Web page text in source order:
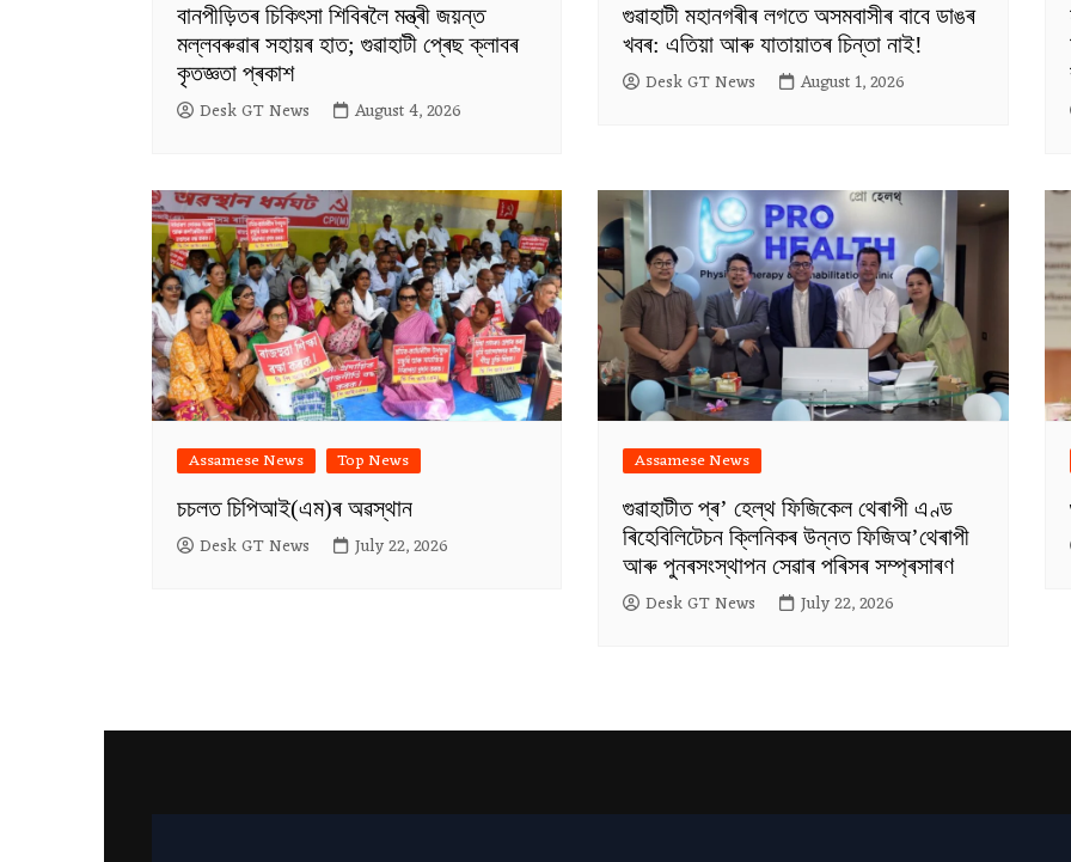
বানপীড়িতৰ চিকিৎসা শিবিৰলৈ মন্ত্ৰী জয়ন্ত
মল্লবৰুৱাৰ সহায়ৰ হাত; গুৱাহাটী প্ৰেছ ক্লাবৰ
কৃতজ্ঞতা প্ৰকাশ
Desk GT News August 4, 2026
গুৱাহাটী মহানগৰীৰ লগতে অসমবাসীৰ বাবে ডাঙৰ
খবৰ: এতিয়া আৰু যাতায়াতৰ চিন্তা নাই!
Desk GT News August 1, 2026
Assamese News Top News
চচলত চিপিআই(এম)ৰ অৱস্থান
Desk GT News July 22, 2026
Assamese News
গুৱাহাটীত প্ৰ’ হেল্থ ফিজিকেল থেৰাপী এণ্ড
ৰিহেবিলিটেচন ক্লিনিকৰ উন্নত ফিজিঅ’থেৰাপী
আৰু পুনৰসংস্থাপন সেৱাৰ পৰিসৰ সম্প্ৰসাৰণ
Desk GT News July 22, 2026